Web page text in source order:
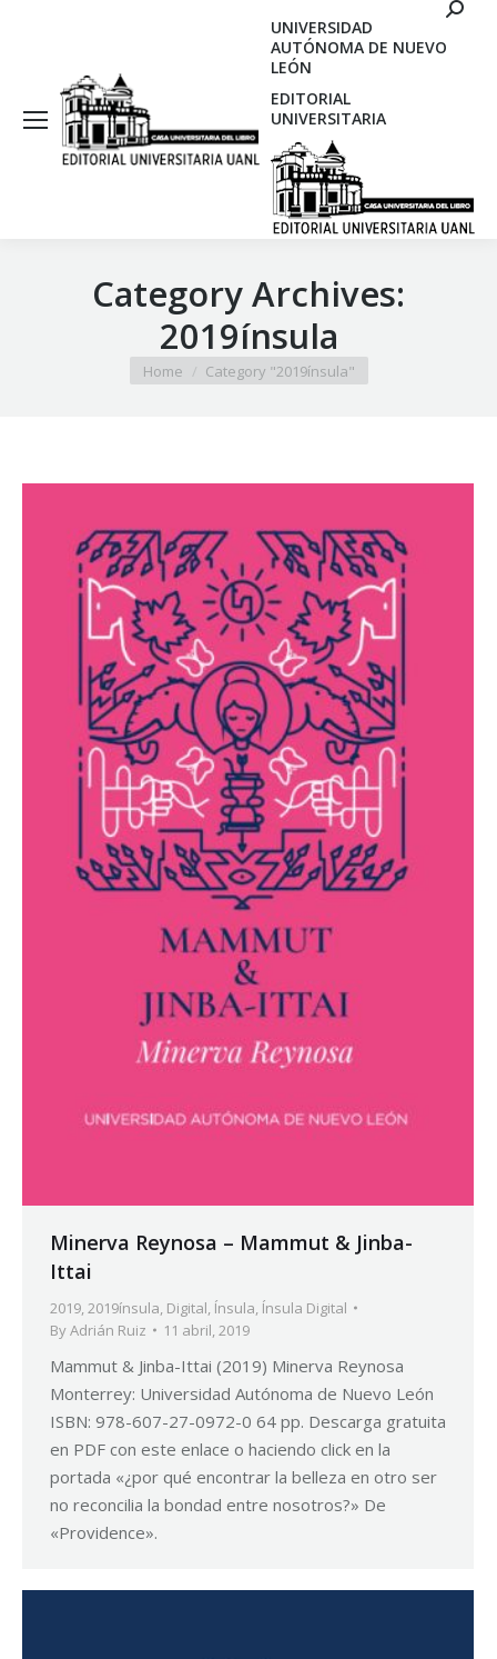
UNIVERSIDAD
AUTÓNOMA DE NUEVO
LEÓN
EDITORIAL
UNIVERSITARIA
Category Archives:
2019ínsula
You are here:
Home Category "2019ínsula"
Minerva Reynosa – Mammut & Jinba-
Ittai
2019,2019ínsula, Digital, Ínsula, Ínsula Digital
ByAdrián Ruiz 11 abril, 2019
Mammut & Jinba-Ittai (2019) Minerva Reynosa
Monterrey: Universidad Autónoma de Nuevo León
ISBN: 978-607-27-0972-0 64 pp. Descarga gratuita
en PDF con este enlace o haciendo click en la
portada «¿por qué encontrar la belleza en otro ser
no reconcilia la bondad entre nosotros?» De
«Providence».